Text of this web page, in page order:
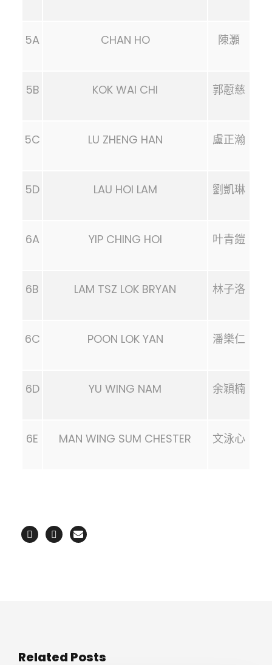
5A CHAN HO 陳灝
5B KOK WAI CHI 郭藯慈
5C LU ZHENG HAN 盧正瀚
5D LAU HOI LAM 劉凱琳
6A YIP CHING HOI 叶青鎧
6B LAM TSZ LOK BRYAN 林子洛
6C POON LOK YAN 潘樂仁
6D YU WING NAM 余穎楠
6E MAN WING SUM CHESTER 文泳心
Related Posts